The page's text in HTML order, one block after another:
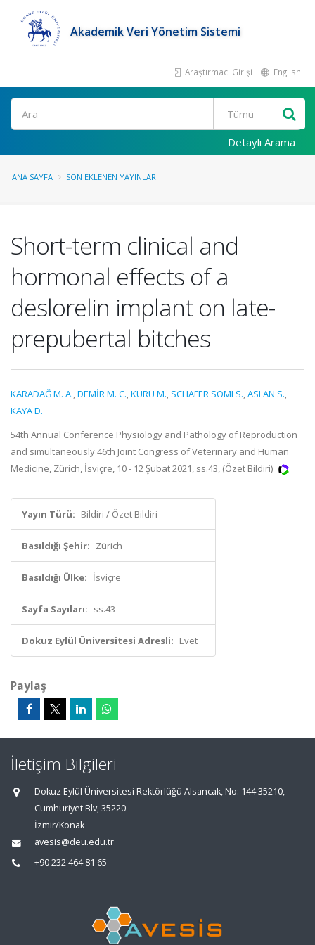
Akademik Veri Yönetim Sistemi
Araştırmacı Girişi English
Ara
Detaylı Arama
ANA SAYFA SON EKLENEN YAYINLAR
Short-term clinical and
hormonal effects of a
deslorelin implant on late-
prepubertal bitches
KARADAĞ M. A.,DEMİR M. C.,KURU M., SCHAFER SOMI S.,ASLAN S.,
KAYA D.
54th Annual Conference Physiology and Pathology of Reproduction
and simultaneously 46th Joint Congress of Veterinary and Human
Medicine, Zürich, İsviçre, 10 - 12 Şubat 2021, ss.43, (Özet Bildiri)
Yayın Türü: Bildiri / Özet Bildiri
Basıldığı Şehir: Zürich
Basıldığı Ülke: İsviçre
Sayfa Sayıları: ss.43
Dokuz Eylül Üniversitesi Adresli: Evet
Paylaş
İletişim Bilgileri
Dokuz Eylül Üniversitesi Rektörlüğü Alsancak, No: 144 35210,
Cumhuriyet Blv, 35220
İzmir/Konak
avesis@deu.edu.tr
+90 232 464 81 65